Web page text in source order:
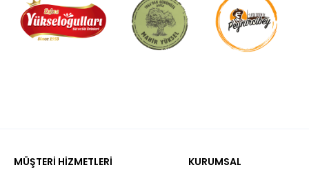
MÜŞTERİ HİZMETLERİ KURUMSAL